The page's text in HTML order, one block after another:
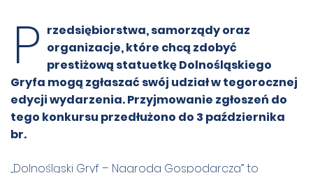
P rzedsiębiorstwa, samorządy oraz
organizacje, które chcą zdobyć
prestiżową statuetkę Dolnośląskiego
Gryfa mogą zgłaszać swój udział w tegorocznej
edycji wydarzenia. Przyjmowanie zgłoszeń do
tego konkursu przedłużono do 3 października
br.
„Dolnośląski Gryf – Nagroda Gospodarcza” to